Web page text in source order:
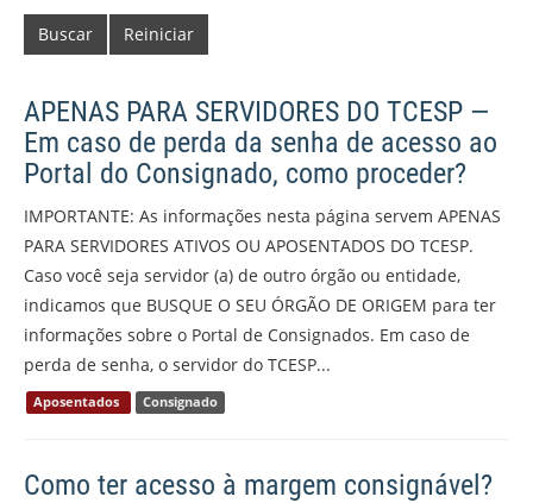
Buscar Reiniciar
APENAS PARA SERVIDORES DO TCESP —
Em caso de perda da senha de acesso ao
Portal do Consignado, como proceder?
IMPORTANTE: As informações nesta página servem APENAS
PARA SERVIDORES ATIVOS OU APOSENTADOS DO TCESP.
Caso você seja servidor (a) de outro órgão ou entidade,
indicamos que BUSQUE O SEU ÓRGÃO DE ORIGEM para ter
informações sobre o Portal de Consignados. Em caso de
perda de senha, o servidor do TCESP...
Aposentados Consignado
Como ter acesso à margem consignável?